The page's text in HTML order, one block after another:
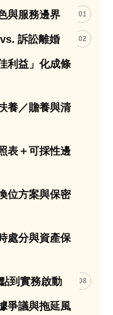
與服務邊界 01
訴訟離婚 02
利益」化成條
養／贍養與清
表＋可採性邊
位方案與保密
處分與資產保
到實務啟動 08
爭議與拖延風